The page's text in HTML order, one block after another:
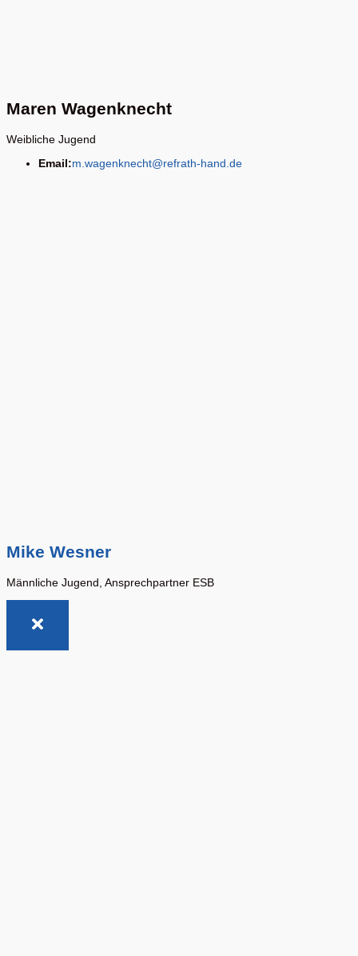
Maren Wagenknecht
Weibliche Jugend
Email:m.wagenknecht@refrath-hand.de
Mike Wesner
Männliche Jugend, Ansprechpartner ESB